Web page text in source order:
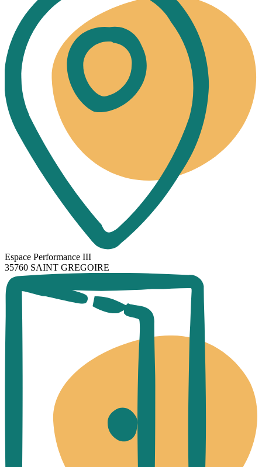
Espace Performance III
35760 SAINT GREGOIRE